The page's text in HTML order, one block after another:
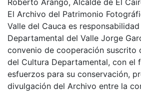
El Archivo del Patrimonio
Valle del Cauca es
Departamental del Valle Jorge
convenio de cooperación suscrito
del Cultura Departamental, con el
esfuerzos para su conservación,
divulgación del Archivo entre la